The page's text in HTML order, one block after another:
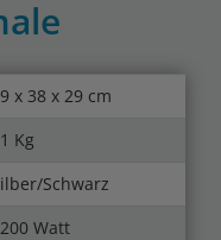
x 38 x 29 cm
Kg
Schwarz
Watt